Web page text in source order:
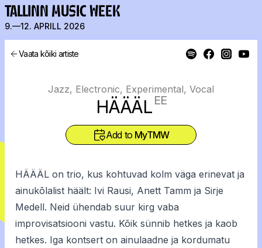
TALLINN MUSIC WEEK
9.—12. APRILL 2026
Vaata kõiki artiste
Jazz, Electronic, Experimental, Vocal
HÄÄÄL EE
Add to MyTMW
HÄÄÄL on trio, kus kohtuvad kolm väga erinevat ja
ainukõlalist häält: Ivi Rausi, Anett Tamm ja Sirje
Medell. Neid ühendab suur kirg vaba
improvisatsiooni vastu. Kõik sünnib hetkes ja kaob
hetkes. Iga kontsert on ainulaadne ja kordumatu